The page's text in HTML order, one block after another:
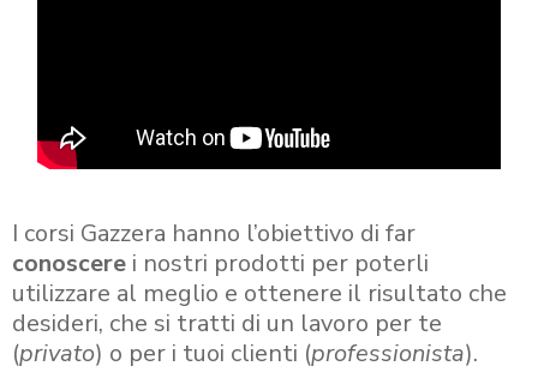
I corsi Gazzera hanno l’obiettivo di far
conoscere i nostri prodotti per poterli
utilizzare al meglio e ottenere il risultato che
desideri, che si tratti di un lavoro per te
(privato) o per i tuoi clienti (professionista).